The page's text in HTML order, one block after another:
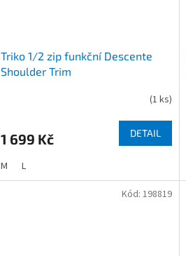
Triko 1/2 zip funkční Descente
Shoulder Trim
(1 ks)
1 699 Kč DETAIL
M L
Kód: 198819